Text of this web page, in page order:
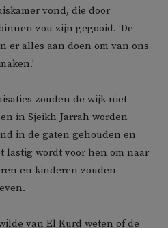
vond, die door
zou zijn gegooid. ‘De
er alles aan doen om van ons
zouden de wijk niet
in Sjeikh Jarrah worden
in de gaten gehouden en
lastig wordt voor hen om naar
en kinderen zouden
van El Kurd weten of de